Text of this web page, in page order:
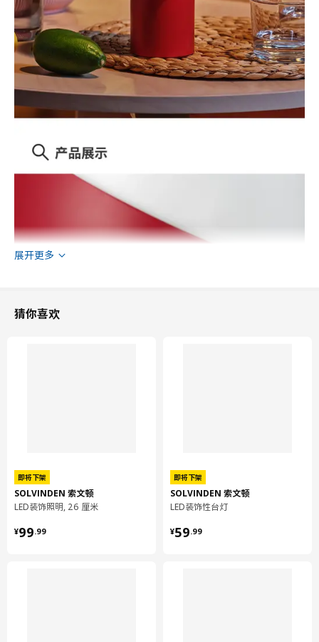
展开更多
猜你喜欢
即将下架
SOLVINDEN 索文顿
LED装饰照明, 26 厘米
¥99.99
¥ 99.99
即将下架
SOLVINDEN 索文顿
LED装饰性台灯
¥59.99
¥ 59.99